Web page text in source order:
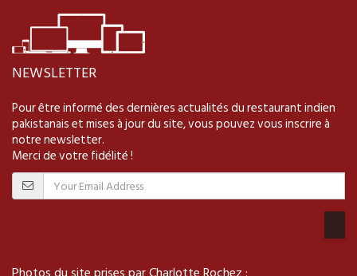
NEWSLETTER
Pour être informé des dernières actualités du restaurant indien
pakistanais et mises à jour du site, vous pouvez vous inscrire à
notre newsletter.
Merci de votre fidélité !